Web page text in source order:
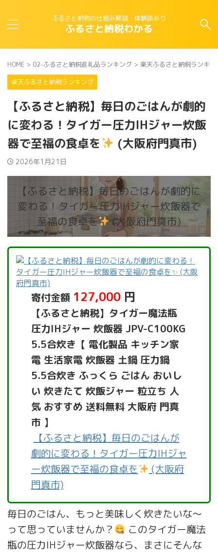
ふるさと納税の仕組み解説・体験談あり
ふるさと納税わかる
HOME > 02-ふるさと納税返礼品ランキング > 楽天ふるさと納税ランキン
楽天ふるさと納税ランキング
【ふるさと納税】毎日のごはんが劇的
に変わる！タイガー圧力IHジャー炊飯
器で至福の食卓を
(大阪府門真市)
2026年1月21日
【ふるさと納税】毎日のごはんが劇的に
変わる！タイガー圧力IHジャー炊飯器で
至福の食卓を
(大阪府門真市)
寄付金額 127,000円
【ふるさと納税】タイガー魔法瓶
圧力IHジャー 炊飯器 JPV-C100KG
5.5合炊き【 電化製品 キッチン家
電 生活家電 炊飯器 土鍋 圧力鍋
5.5合炊き ふっくら ごはん おいし
い 炊きたて 炊飯ジャー 粒立ち 人
気 おすすめ 送料無料 大阪府 門真
市 】
【ふるさと納税】毎日のごはんが
劇的に変わる！タイガー圧力IHジャ
ー炊飯器で至福の食卓を
(大阪府
門真市)
毎日のごはん、もっと美味しく炊きたいな～
って思っていませんか？
このタイガー魔法
瓶の圧力IHジャー炊飯器なら、まさにそんな